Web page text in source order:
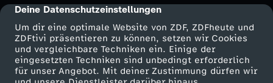
cmp-dialog-description
Deine Datenschutzeinstellungen
Um dir eine optimale Website von ZDF, ZDFheute und
ZDFtivi präsentieren zu können, setzen wir Cookies
und vergleichbare Techniken ein. Einige der
eingesetzten Techniken sind unbedingt erforderlich
für unser Angebot. Mit deiner Zustimmung dürfen wir
k
u
:
Mehr ZDF Service